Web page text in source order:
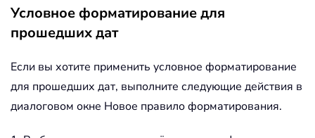
Условное форматирование для
прошедших дат
Если вы хотите применить условное форматирование
для прошедших дат, выполните следующие действия в
диалоговом окне Новое правило форматирования.